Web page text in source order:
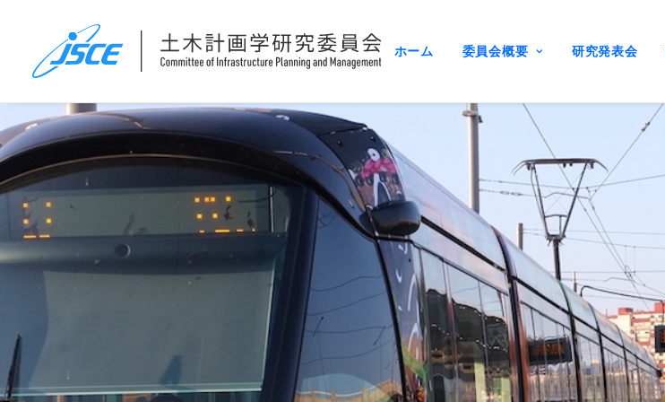
ホーム 委員会概要 研究発表会